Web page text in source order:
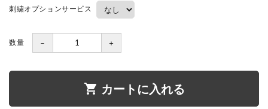
刺繍オプションサービス
数量 － ＋
shopping_cart カートに入れる